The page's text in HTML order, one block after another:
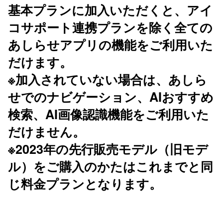
基本プランに加入いただくと、アイ
コサポート連携プランを除く全ての
あしらせアプリの機能をご利用いた
だけます。
※加入されていない場合は、あしら
せでのナビゲーション、AIおすすめ
検索、AI画像認識機能をご利用いた
だけません。
※2023年の先行販売モデル（旧モデ
ル）をご購入のかたはこれまでと同
じ料金プランとなります。